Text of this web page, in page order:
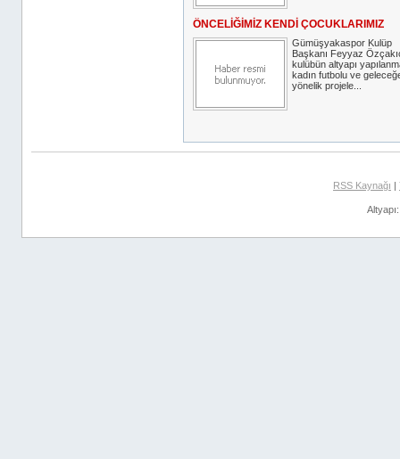
ÖNCELİĞİMİZ KENDİ ÇOCUKLARIMIZ
Gümüşyakaspor Kulüp
Başkanı Feyyaz
kulübün altyapı
kadın futbolu ve
yönelik projele...
RSS Kaynağı |